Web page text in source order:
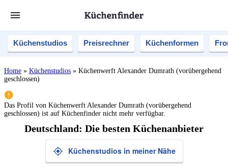
Küchenstudios Preisrechner Küchenformen
Home » Küchenstudios » Küchenwerft Alexander Dumrath (vorübergehend
geschlossen)
Das Profil von Küchenwerft Alexander Dumrath (vorübergehend
geschlossen) ist auf Küchenfinder nicht mehr verfügbar.
Deutschland: Die besten Küchenanbieter
Küchenstudios in meiner Nähe